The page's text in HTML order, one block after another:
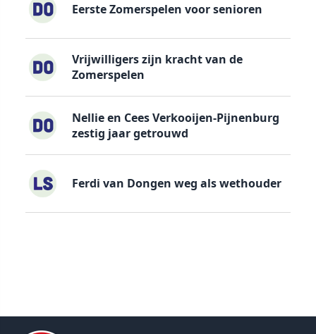
Eerste Zomerspelen voor senioren
Vrijwilligers zijn kracht van de
Zomerspelen
Nellie en Cees Verkooijen-Pijnenburg
zestig jaar getrouwd
Ferdi van Dongen weg als wethouder